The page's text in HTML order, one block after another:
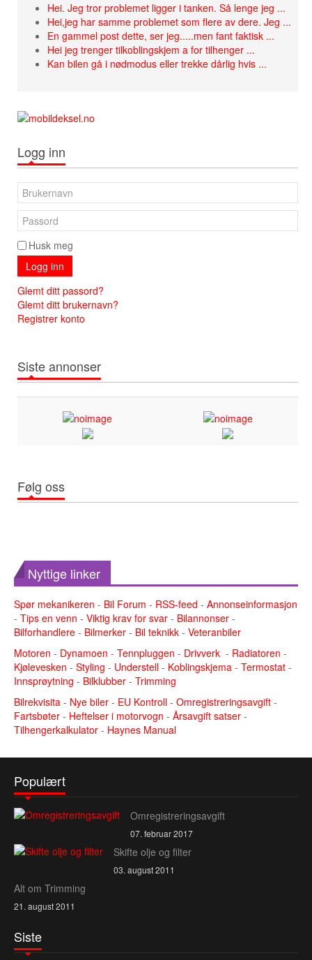
Hei. Jeg tror problemet ligger i tanken. Så lenge jeg ...
Hei,jeg har samme problemet som flere av dere. Jeg ...
En gammel post dette, ser jeg.....men fant faktisk ...
Hei jeg trenger tilkoblingskjem a for tilhenger ...
Kan bilen gå i nødmodus eller trekke dårlig hvis ...
Logg inn
Husk meg
Logg inn
Glemt ditt passord?
Glemt ditt brukernavn?
Registrer konto
Siste annonser
Følg oss
Nyttige linker
Spør mekanikeren - Bil Forum - RSS-feed - Annonseinformasjon
- Tips en venn - Viktig krav for svar - Bilannonser -
Bilforhandlere - Bilmerker - Bil teknikk - Veteranbiler
Motoren - Dynamoen - Tennpluggen - Drivverk - Radiatoren -
Kjølevesken - Styling - Understell - Koblingskjema - Termostat -
Innsprøytning - Bilklubber - Trimming
Bilrekvisita - Nye biler - EU Kontroll - Omregistreringsavgift -
Fartsbøter - Heftelser i motorvogn - Årsavgift satser -
Tilhengerkalkulator - Haynes Manual
Populært
Omregistreringsavgift
07. februar 2017
Skifte olje og filter
03. august 2011
Alt om Trimming
21. august 2011
Siste